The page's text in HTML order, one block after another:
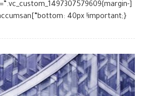
bottom: 40px !important;}”]Nulla porttitor accumsan ...